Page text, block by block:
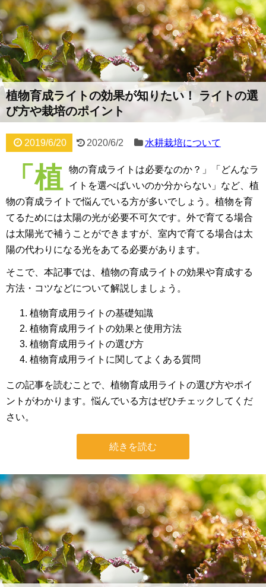
植物育成ライトの効果が知りたい！ ライトの選
び方や栽培のポイント
2019/6/20 2020/6/2 水耕栽培について
「植
物の育成ライトは必要なのか？」「どんなラ
イトを選べばいいのか分からない」など、植
物の育成ライトで悩んでいる方が多いでしょう。植物を育
てるためには太陽の光が必要不可欠です。外で育てる場合
は太陽光で補うことができますが、室内で育てる場合は太
陽の代わりになる光をあてる必要があります。
そこで、本記事では、植物の育成ライトの効果や育成する
方法・コツなどについて解説しましょう。
植物育成用ライトの基礎知識
植物育成用ライトの効果と使用方法
植物育成用ライトの選び方
植物育成用ライトに関してよくある質問
この記事を読むことで、植物育成用ライトの選び方やポイ
ントがわかります。悩んでいる方はぜひチェックしてくだ
さい。
続きを読む